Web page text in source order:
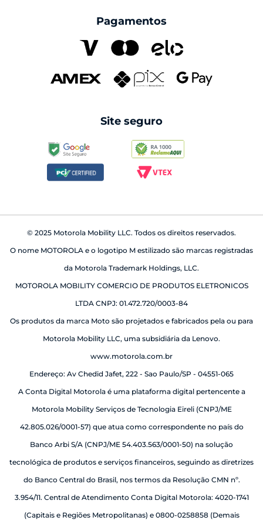
carregadores
cabos
caixas de som
babá eletrônica
compre com CNPJ
Formula 1
Pantone
Swarovski
family space
seguros
reparo fora da garantia
Pagamentos
Site seguro
© 2025 Motorola Mobility LLC. Todos os direitos reservados.
O nome MOTOROLA e o logotipo M estilizado são marcas registradas
da Motorola Trademark Holdings, LLC.
MOTOROLA MOBILITY COMERCIO DE PRODUTOS ELETRONICOS
LTDA CNPJ: 01.472.720/0003-84
Os produtos da marca Moto são projetados e fabricados pela ou para
Motorola Mobility LLC, uma subsidiária da Lenovo.
www.motorola.com.br
Endereço: Av Chedid Jafet, 222 - Sao Paulo/SP - 04551-065
A Conta Digital Motorola é uma plataforma digital pertencente a
Motorola Mobility Serviços de Tecnologia Eireli (CNPJ/ME
42.805.026/0001-57) que atua como correspondente no país do
Banco Arbi S/A (CNPJ/ME 54.403.563/0001-50) na solução
tecnológica de produtos e serviços financeiros, seguindo as diretrizes
do Banco Central do Brasil, nos termos da Resolução CMN nº.
3.954/11. Central de Atendimento Conta Digital Motorola: 4020-1741
(Capitais e Regiões Metropolitanas) e 0800-0258858 (Demais